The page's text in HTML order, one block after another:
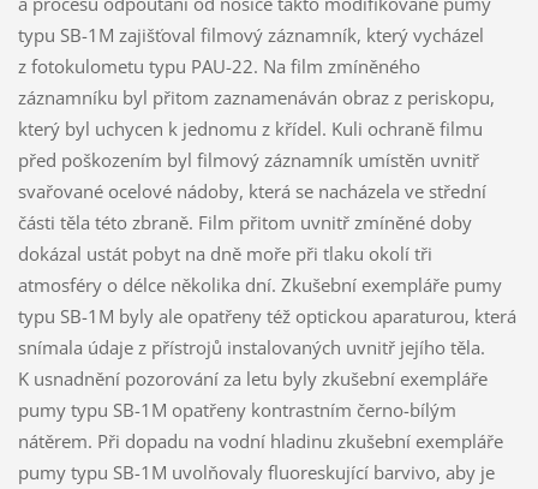
typu SB-1M zajišťoval filmový záznamník, který vycházel
z fotokulometu typu PAU-22. Na film zmíněného
záznamníku byl přitom zaznamenáván obraz z periskopu,
který byl uchycen k jednomu z křídel. Kuli ochraně filmu
před poškozením byl filmový záznamník umístěn uvnitř
svařované ocelové nádoby, která se nacházela ve střední
části těla této zbraně. Film přitom uvnitř zmíněné doby
dokázal ustát pobyt na dně moře při tlaku okolí tři
atmosféry o délce několika dní. Zkušební exempláře pumy
typu SB-1M byly ale opatřeny též optickou aparaturou, která
snímala údaje z přístrojů instalovaných uvnitř jejího těla.
K usnadnění pozorování za letu byly zkušební exempláře
pumy typu SB-1M opatřeny kontrastním černo-bílým
nátěrem. Při dopadu na vodní hladinu zkušební exempláře
pumy typu SB-1M uvolňovaly fluoreskující barvivo, aby je